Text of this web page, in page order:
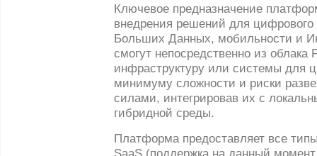
Ключевое предназначение
внедрения решений для цифрового
Больших Данных, мобильности и
смогут непосредственно из
инфраструктуру или системы для
минимуму сложности и риски
силами, интегрировав их с
гибридной среды.
Платформа предоставляет все
SaaS (поддержка на данный